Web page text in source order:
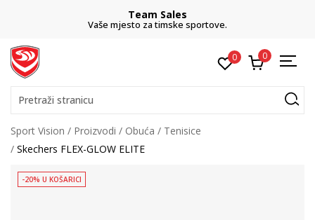
Team Sales
Vaše mjesto za timske sportove.
0 0
Pretraži stranicu
Sport Vision Proizvodi Obuća
Tenisice
Skechers FLEX-GLOW ELITE
-20% U KOŠARICI